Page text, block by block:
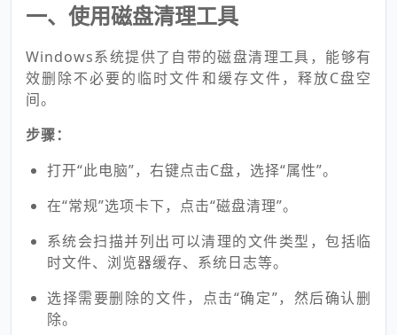
一、使用磁盘清理工具
Windows系统提供了自带的磁盘清理工具，能够有
效删除不必要的临时文件和缓存文件，释放C盘空
间。
步骤：
打开“此电脑”，右键点击C盘，选择“属性”。
在“常规”选项卡下，点击“磁盘清理”。
系统会扫描并列出可以清理的文件类型，包括临
时文件、浏览器缓存、系统日志等。
选择需要删除的文件，点击“确定”，然后确认删
除。